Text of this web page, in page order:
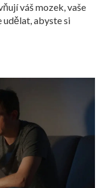
váš mozek, vaše
udělat, abyste si